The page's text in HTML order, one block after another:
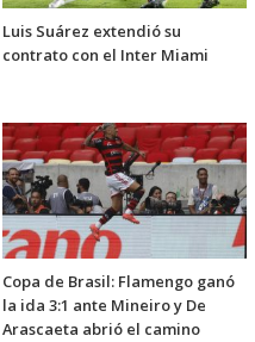
Luis Suárez extendió su
contrato con el Inter Miami
Copa de Brasil: Flamengo ganó
la ida 3:1 ante Mineiro y De
Arascaeta abrió el camino